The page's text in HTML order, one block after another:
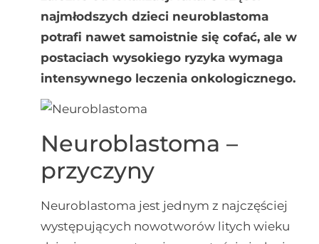
najmłodszych dzieci neuroblastoma
potrafi nawet samoistnie się cofać, ale w
postaciach wysokiego ryzyka wymaga
intensywnego leczenia onkologicznego.
Neuroblastoma –
przyczyny
Neuroblastoma jest jednym z najczęściej
występujących nowotworów litych wieku